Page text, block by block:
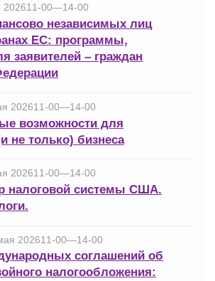
202611-00—14-00
независимых лиц
ЕС: программы,
заявителей – граждан
202611-00—14-00
возможности для
не только) бизнеса
202611-00—14-00
налоговой системы США.
202611-00—14-00
соглашений об
налогообложения: